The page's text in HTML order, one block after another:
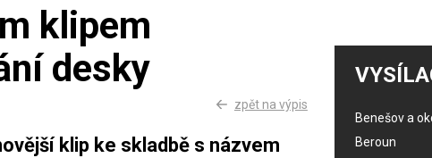
klipem
desky
zpět na výpis
klip ke skladbě s názvem
Benešov a
Beroun